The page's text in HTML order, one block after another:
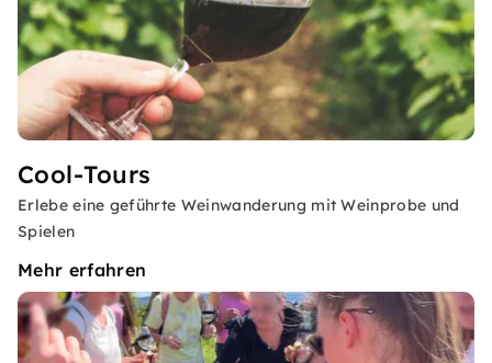
Cool-Tours
Erlebe eine geführte Weinwanderung mit Weinprobe und
Spielen
Mehr erfahren